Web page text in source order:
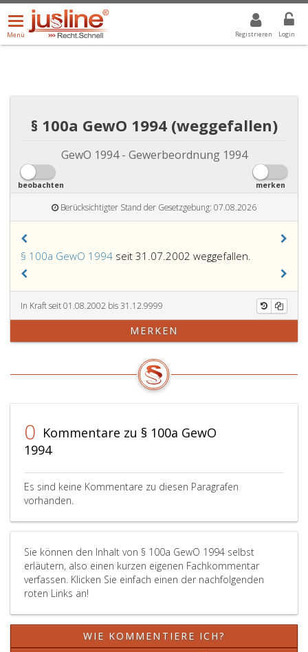
Registrieren Login
Menü
öffnen/schließen
Menü
ALLE DROPDOWN: GEWÄHLTER WERT IST ALLE
§ 100a GewO 1994 (weggefallen)
GewO 1994 - Gewerbeordnung 1994
beobachten merken
Berücksichtigter Stand der Gesetzgebung: 07.08.2026
§ 100a GewO 1994 seit 31.07.2002 weggefallen.
In Kraft seit 01.08.2002 bis 31.12.9999
MERKEN
0 Kommentare zu § 100a GewO
1994
Es sind keine Kommentare zu diesen Paragrafen
vorhanden.
Sie können den Inhalt von § 100a GewO 1994 selbst
erläutern, also einen kurzen eigenen Fachkommentar
verfassen. Klicken Sie einfach einen der nachfolgenden
roten Links an!
WIE KOMMENTIERE ICH?